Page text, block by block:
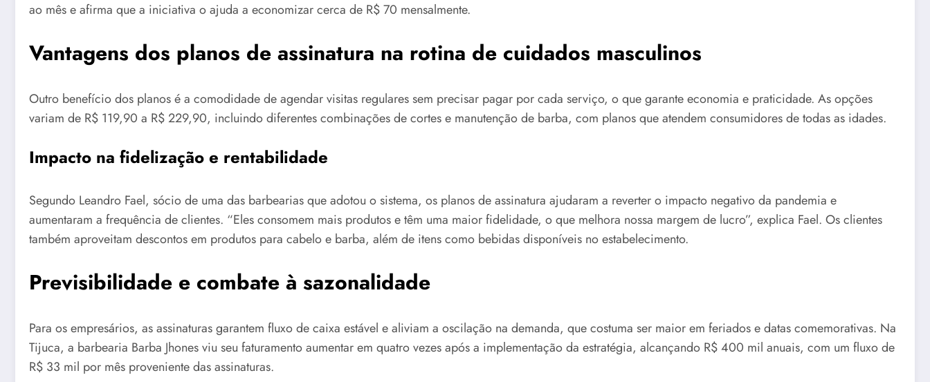
ao mês e afirma que a iniciativa o ajuda a economizar cerca de R$ 70 mensalmente.
Vantagens dos planos de assinatura na rotina de cuidados masculinos
Outro benefício dos planos é a comodidade de agendar visitas regulares sem precisar pagar por cada serviço, o que garante economia e praticidade. As opções
variam de R$ 119,90 a R$ 229,90, incluindo diferentes combinações de cortes e manutenção de barba, com planos que atendem consumidores de todas as idades.
Impacto na fidelização e rentabilidade
Segundo Leandro Fael, sócio de uma das barbearias que adotou o sistema, os planos de assinatura ajudaram a reverter o impacto negativo da pandemia e
aumentaram a frequência de clientes. “Eles consomem mais produtos e têm uma maior fidelidade, o que melhora nossa margem de lucro”, explica Fael. Os clientes
também aproveitam descontos em produtos para cabelo e barba, além de itens como bebidas disponíveis no estabelecimento.
Previsibilidade e combate à sazonalidade
Para os empresários, as assinaturas garantem fluxo de caixa estável e aliviam a oscilação na demanda, que costuma ser maior em feriados e datas comemorativas. Na
Tijuca, a barbearia Barba Jhones viu seu faturamento aumentar em quatro vezes após a implementação da estratégia, alcançando R$ 400 mil anuais, com um fluxo de
R$ 33 mil por mês proveniente das assinaturas.